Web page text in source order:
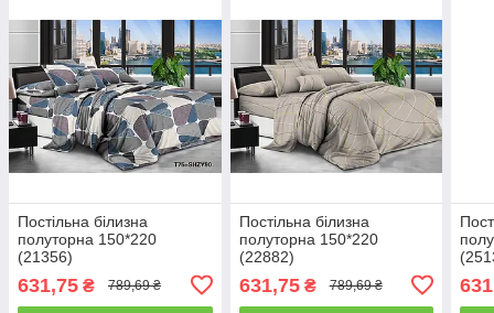
Постільна білизна
полуторна 150*220
(21356)
631,75 ₴ 789,69 ₴
Постільна білизна
полуторна 150*220
(22882)
631,75₴ 789,69 ₴